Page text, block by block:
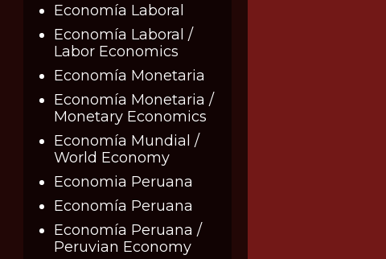
Economía Laboral
Economía Laboral /
Labor Economics
Economía Monetaria
Economía Monetaria /
Monetary Economics
Economía Mundial /
World Economy
Economia Peruana
Economía Peruana
Economía Peruana /
Peruvian Economy